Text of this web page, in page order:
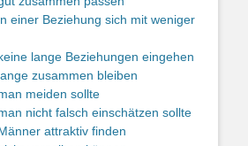
einer Beziehung sich mit weniger
lange Beziehungen eingehen
zusammen bleiben
meiden sollte
nicht falsch einschätzen sollte
attraktiv finden